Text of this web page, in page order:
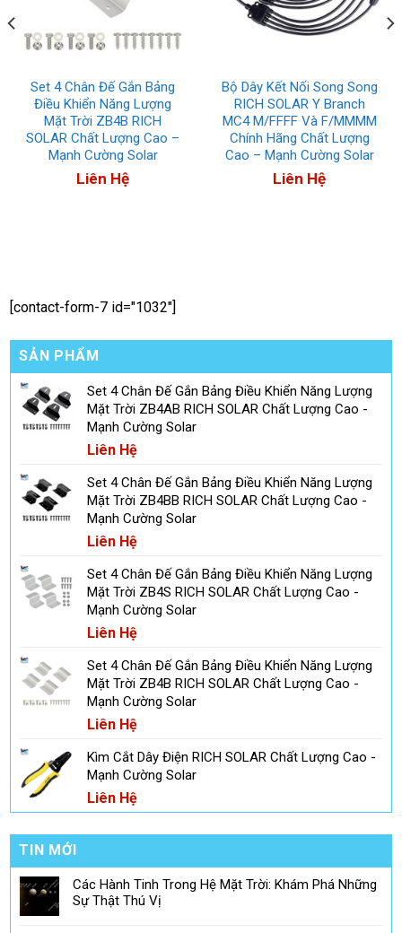
Set 4 Chân Đế Gắn Bảng
Điều Khiển Năng Lượng
Mặt Trời ZB4B RICH
SOLAR Chất Lượng Cao –
Mạnh Cường Solar
Liên Hệ
Bộ Dây Kết Nối Song Song
RICH SOLAR Y Branch
MC4 M/FFFF Và F/MMMM
Chính Hãng Chất Lượng
Cao – Mạnh Cường Solar
Liên Hệ
[contact-form-7 id="1032"]
SẢN PHẨM
Set 4 Chân Đế Gắn Bảng Điều Khiển Năng Lượng
Mặt Trời ZB4AB RICH SOLAR Chất Lượng Cao -
Mạnh Cường Solar
Liên Hệ
Set 4 Chân Đế Gắn Bảng Điều Khiển Năng Lượng
Mặt Trời ZB4BB RICH SOLAR Chất Lượng Cao -
Mạnh Cường Solar
Liên Hệ
Set 4 Chân Đế Gắn Bảng Điều Khiển Năng Lượng
Mặt Trời ZB4S RICH SOLAR Chất Lượng Cao -
Mạnh Cường Solar
Liên Hệ
Set 4 Chân Đế Gắn Bảng Điều Khiển Năng Lượng
Mặt Trời ZB4B RICH SOLAR Chất Lượng Cao -
Mạnh Cường Solar
Liên Hệ
Kìm Cắt Dây Điện RICH SOLAR Chất Lượng Cao -
Mạnh Cường Solar
Liên Hệ
TIN MỚI
Các Hành Tinh Trong Hệ Mặt Trời: Khám Phá Những
Sự Thật Thú Vị